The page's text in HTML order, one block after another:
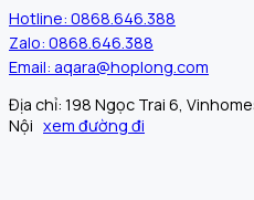
Hotline: 0868.646.388
Zalo: 0868.646.388
Email: aqara@hoplong.com
Địa chỉ: 198 Ngọc Trai 6,
Nội xem đường đi